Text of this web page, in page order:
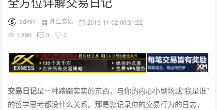
admin 外汇交易
2019-11-02 00:31:22
1.89K
0 0
交易日记是一种踏踏实实的东西，与你的内心小剧场或“我是谁”
的哲学思考都没什么关系。那是您记录你的交易行为的日志，